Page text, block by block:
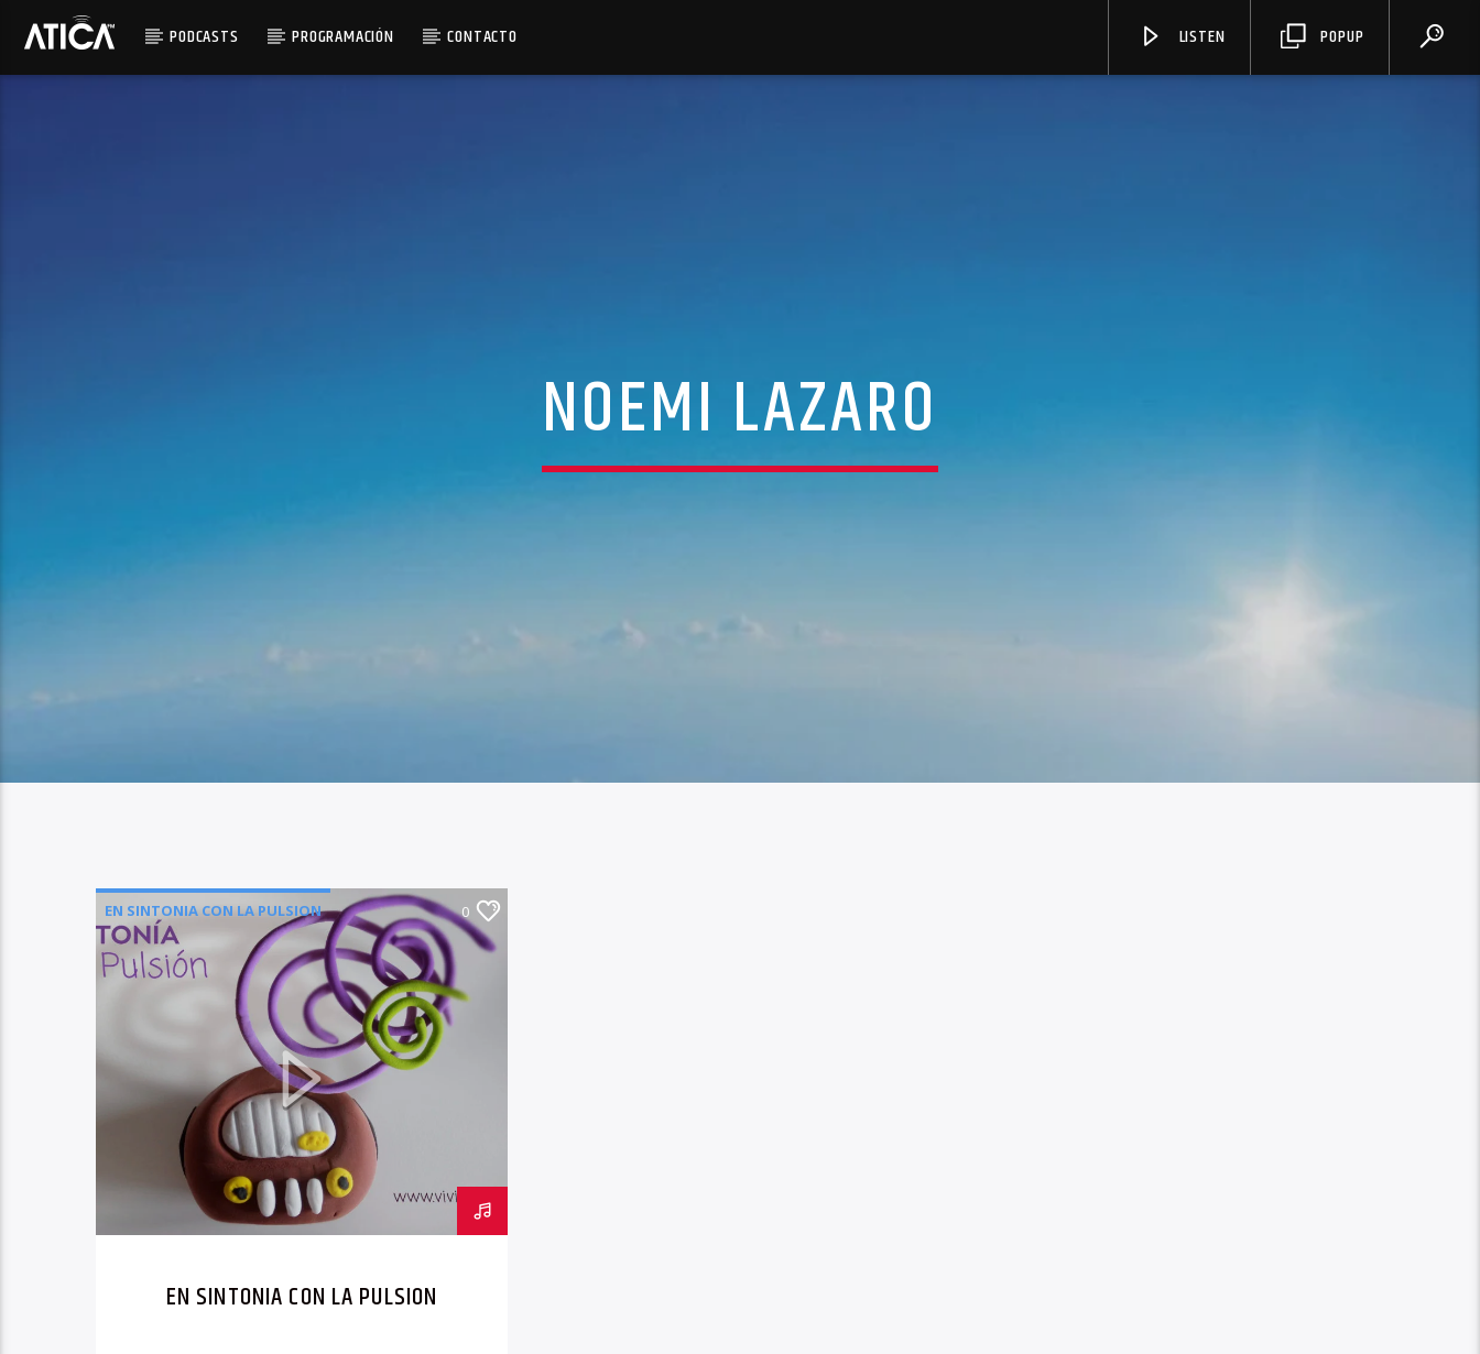
PODCASTS PROGRAMACIÓN CONTACTO POPUP
LISTEN
NOEMI LAZARO
EN SINTONIA CON LA PULSION
NOEMI LAZARO
SOCIAL
0
EN SINTONIA CON LA PULSION